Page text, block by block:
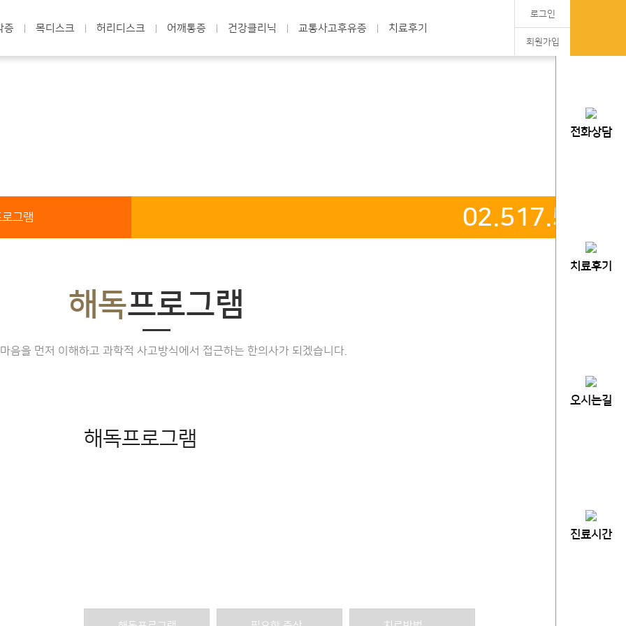
증 목디스크 허리디스크 어깨통증 건강클리닉 교통사고후유증 치료후기
로그인
회원가입
그램 02.517.5975
해독프로그램
음을 먼저 이해하고 과학적 사고방식에서 접근하는 한의사가 되겠습니다.
해독프로그램
전화상담
치료후기
오시는길
진료시간